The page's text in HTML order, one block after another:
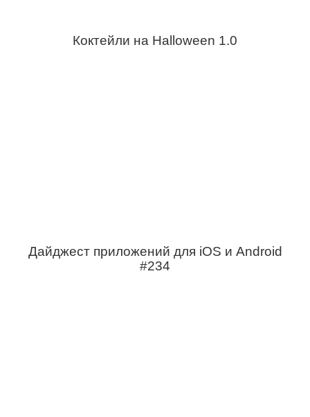
Коктейли на Halloween 1.0
Дайджест приложений для iOS и Android
#234